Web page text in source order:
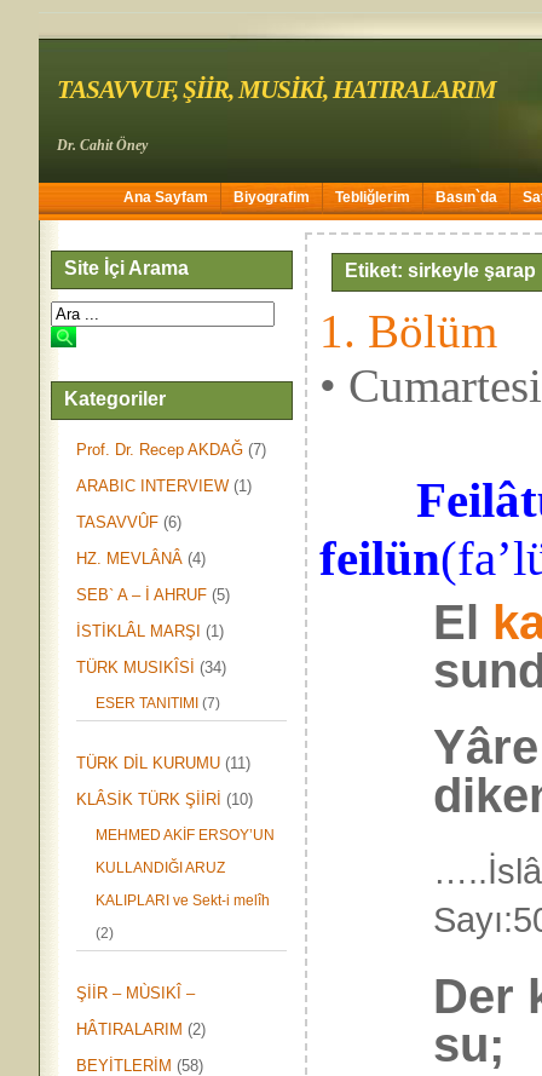
TASAVVUF, ŞİİR, MUSİKİ, HATIRALARIM
Dr. Cahit Öney
Ana Sayfam Biyografim Tebliğlerim Basın`da
Site İçi Arama
Kategoriler
Prof. Dr. Recep AKDAĞ (7)
ARABIC INTERVIEW (1)
TASAVVÛF (6)
HZ. MEVLÂNÂ (4)
SEB` A – İ AHRUF (5)
İSTİKLÂL MARŞI (1)
TÜRK MUSIKÎSİ (34)
ESER TANITIMI (7)
TÜRK DİL KURUMU (11)
KLÂSİK TÜRK ŞİİRİ (10)
MEHMED AKİF ERSOY’UN
KULLANDIĞI ARUZ
KALIPLARI ve Sekt-i melîh
(2)
ŞİİR – MÙSIKÎ –
HÂTIRALARIM (2)
BEYİTLERİM (58)
Etiket: sirkeyle şarap
1. Bölüm
•
feilün
El
Der
su;